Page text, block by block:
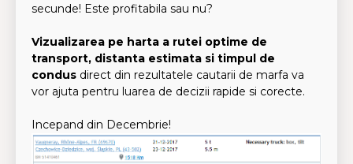
secunde! Este profitabila sau nu?
Vizualizarea pe harta a rutei optime de
transport, distanta estimata si timpul de
condus direct din rezultatele cautarii de marfa va
vor ajuta pentru luarea de decizii rapide si corecte.
Incepand din Decembrie!